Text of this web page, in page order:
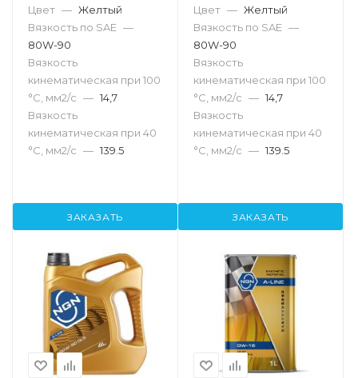
Цвет — Желтый
Вязкость по SAE —
80W-90
Вязкость
кинематическая при 100
°С, мм2/с — 14,7
Вязкость
кинематическая при 40
°С, мм2/с — 139.5
ЗАКАЗАТЬ
Цвет — Желтый
Вязкость по SAE —
80W-90
Вязкость
кинематическая при 100
°С, мм2/с — 14,7
Вязкость
кинематическая при 40
°С, мм2/с — 139.5
ЗАКАЗАТЬ